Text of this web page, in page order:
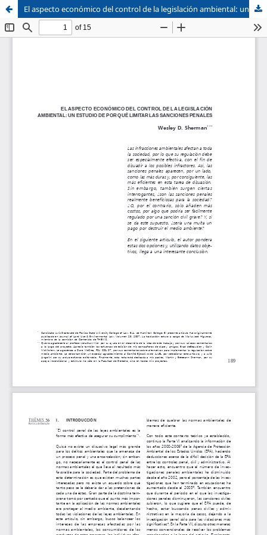
Sistema de
Bibliotecas
Facultad de
Derecho
El aspecto económico del control de la legislación ambiental: un estudio de por qué limitar la sanciones penales